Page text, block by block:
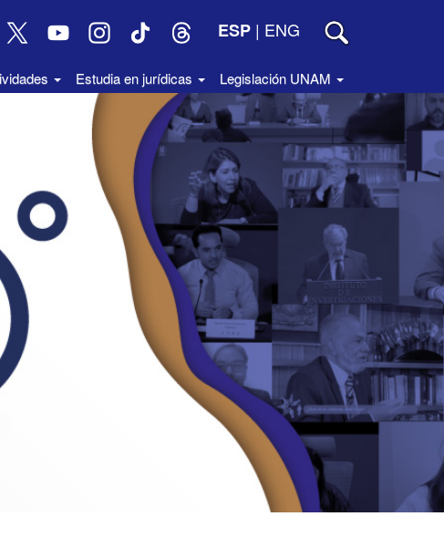
ESP | ENG
Estudia en jurídicas Legislación UNAM